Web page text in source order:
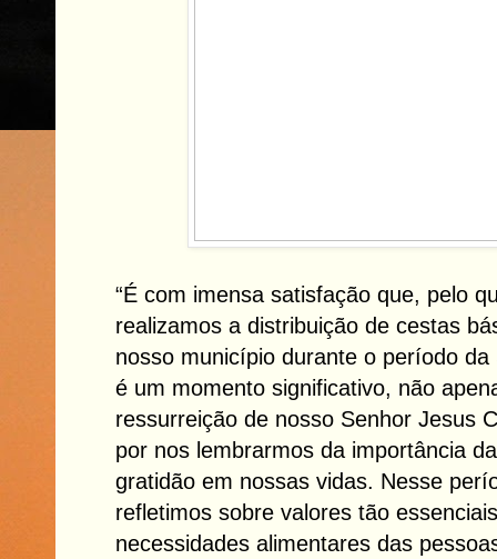
“É com imensa satisfação que, pelo
realizamos a distribuição de cestas
nosso município durante o período
é um momento significativo, não
ressurreição de nosso Senhor Jesus
por nos lembrarmos da importância
gratidão em nossas vidas. Nesse
refletimos sobre valores tão
necessidades alimentares das